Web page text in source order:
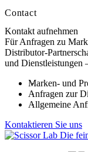
Contact
Kontakt aufnehmen
Für Anfragen zu
Distributor-
und
Marken- und
Anfragen zur
Allgemeine
Kontaktieren Sie uns
Die